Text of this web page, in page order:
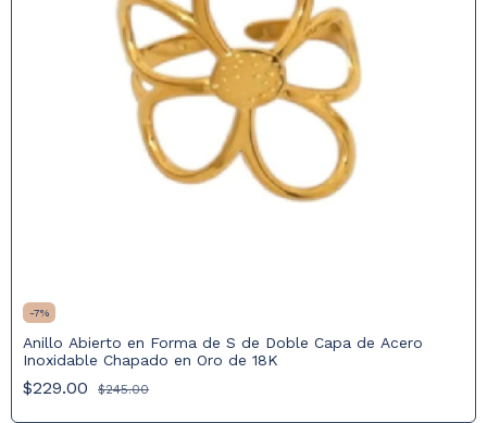
-7%
Anillo Abierto en Forma de S de Doble Capa de Acero
Inoxidable Chapado en Oro de 18K
$229.00 $245.00